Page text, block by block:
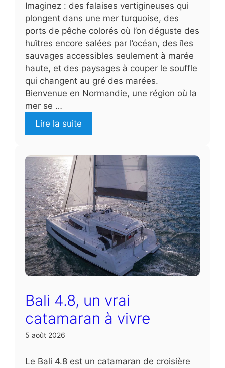
Imaginez : des falaises vertigineuses qui
plongent dans une mer turquoise, des
ports de pêche colorés où l’on déguste des
huîtres encore salées par l’océan, des îles
sauvages accessibles seulement à marée
haute, et des paysages à couper le souffle
qui changent au gré des marées.
Bienvenue en Normandie, une région où la
mer se …
Lire la suite
Bali 4.8, un vrai
catamaran à vivre
5 août 2026
Le Bali 4.8 est un catamaran de croisière